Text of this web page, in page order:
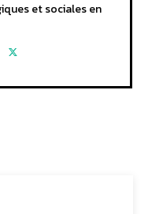
et sociales en